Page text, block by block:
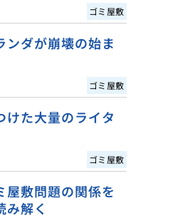
ゴミ屋敷
ンダが崩壊の始ま
ゴミ屋敷
けた大量のライタ
ゴミ屋敷
屋敷問題の関係を
み解く